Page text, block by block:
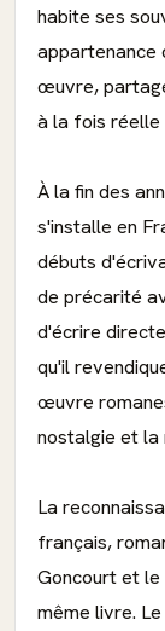
habite ses
appartenance
œuvre,
à la fois réelle
À la fin des
s'installe en
débuts
de précarité
d'écrire
qu'il
œuvre
nostalgie et la
La
français,
Goncourt et le
même livre.